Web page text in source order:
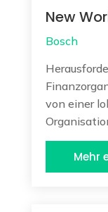
New
Bosch
von einer
Mehr